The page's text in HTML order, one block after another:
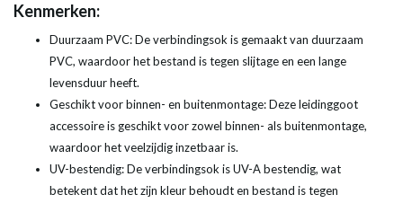
Kenmerken:
Duurzaam PVC: De verbindingsok is gemaakt van duurzaam
PVC, waardoor het bestand is tegen slijtage en een lange
levensduur heeft.
Geschikt voor binnen- en buitenmontage: Deze leidinggoot
accessoire is geschikt voor zowel binnen- als buitenmontage,
waardoor het veelzijdig inzetbaar is.
UV-bestendig: De verbindingsok is UV-A bestendig, wat
betekent dat het zijn kleur behoudt en bestand is tegen